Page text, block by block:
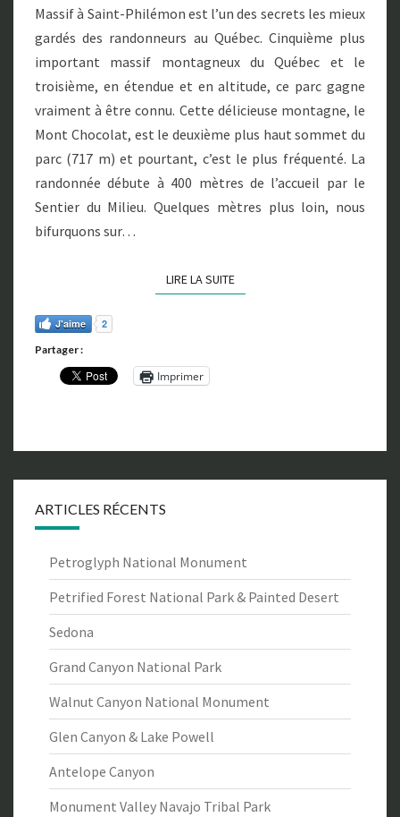
L
A
T
R
S
Massif à Saint-Philémon est l’un des secrets les mieux
gardés des randonneurs au Québec. Cinquième plus
important massif montagneux du Québec et le
troisième, en étendue et en altitude, ce parc gagne
vraiment à être connu. Cette délicieuse montagne, le
Mont Chocolat, est le deuxième plus haut sommet du
parc (717 m) et pourtant, c’est le plus fréquenté. La
randonnée débute à 400 mètres de l’accueil par le
Sentier du Milieu. Quelques mètres plus loin, nous
bifurquons sur…
LIRE LA SUITELIRE LA SUITE
J'aime
2
Partager :
Imprimer
ARTICLES RÉCENTS
Petroglyph National Monument
Petrified Forest National Park & Painted Desert
Sedona
Grand Canyon National Park
Walnut Canyon National Monument
Glen Canyon & Lake Powell
Antelope Canyon
Monument Valley Navajo Tribal Park